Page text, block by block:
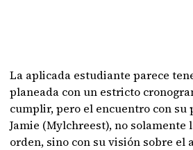
La aplicada estudiante parece
planeada con un estricto
cumplir, pero el encuentro con su
Jamie (Mylchreest), no solamente
orden, sino con su visión sobre el